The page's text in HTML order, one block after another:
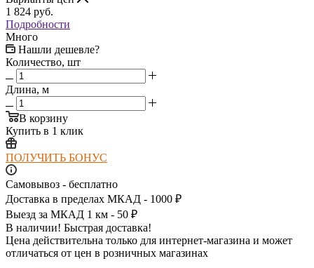
1 824 руб.
Подробности
Много
Нашли дешевле?
Количество, шт
Длина, м
В корзину
Купить в 1 клик
ПОЛУЧИТЬ БОНУС
Самовывоз - бесплатно
Доставка в пределах МКАД - 1000 ₽
Выезд за МКАД 1 км - 50 ₽
В наличии! Быстрая доставка!
Цена действительна только для интернет-магазина и может
отличаться от цен в розничных магазинах